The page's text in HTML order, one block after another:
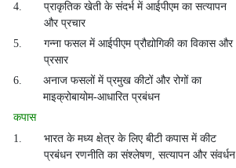
4.
प्राकृतिक खेती के संदर्भ में आईपीएम का सत्यापन
और प्रचार
5.
गन्ना फसल में आईपीएम प्रौद्योगिकी का विकास और
प्रसार
6.
अनाज फसलों में प्रमुख कीटों और रोगों का
माइक्रोबायोम-आधारित प्रबंधन
कपास
1.
भारत के मध्य क्षेत्र के लिए बीटी कपास में कीट
प्रबंधन रणनीति का संश्लेषण, सत्यापन और संवर्धन